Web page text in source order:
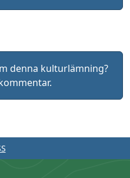
denna kulturlämning?